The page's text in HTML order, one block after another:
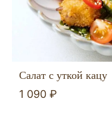
Салат с уткой кацу
1 090 ₽